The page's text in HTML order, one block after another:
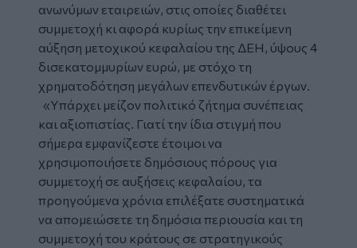
ανωνύμων εταιρειών, στις οποίες διαθέτει
συμμετοχή κι αφορά κυρίως την επικείμενη
αύξηση μετοχικού κεφαλαίου της ΔΕΗ, ύψους 4
δισεκατομμυρίων ευρώ, με στόχο τη
χρηματοδότηση μεγάλων επενδυτικών έργων.
«Υπάρχει μείζον πολιτικό ζήτημα συνέπειας
και αξιοπιστίας. Γιατί την ίδια στιγμή που
σήμερα εμφανίζεστε έτοιμοι να
χρησιμοποιήσετε δημόσιους πόρους για
συμμετοχή σε αυξήσεις κεφαλαίου, τα
προηγούμενα χρόνια επιλέξατε συστηματικά
να απομειώσετε τη δημόσια περιουσία και τη
συμμετοχή του κράτους σε στρατηγικούς